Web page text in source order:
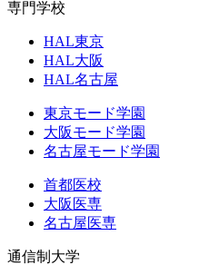
専門学校
HAL東京
HAL大阪
HAL名古屋
東京モード学園
大阪モード学園
名古屋モード学園
首都医校
大阪医専
名古屋医専
通信制大学